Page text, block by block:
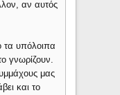
αν αυτός
τα υπόλοιπα
γνωρίζουν.
μας
και το